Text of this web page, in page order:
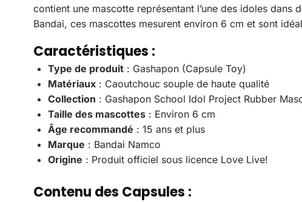
contient une mascotte représentant l’une des idoles
Bandai, ces mascottes mesurent environ 6 cm et sont
Caractéristiques :
Type de produit : Gashapon (Capsule Toy)
Matériaux : Caoutchouc souple de haute qualité
Collection : Gashapon School Idol Project Rubber
Taille des mascottes : Environ 6 cm
Âge recommandé : 15 ans et plus
Marque : Bandai Namco
Origine : Produit officiel sous licence Love Live!
Contenu des Capsules :